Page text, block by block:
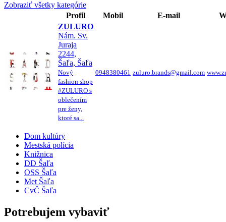
Zobraziť všetky kategórie
Profil
Mobil E-mail
ZULURO
Nám. Sv.
Juraja
2244,
Šaľa, Šaľa
Nový
fashion shop
#ZULURO s
oblečením
pre ženy,
ktoré sa...
0948380461 zuluro.brands@gmail.com
Dom kultúry
Mestská polícia
Knižnica
DD Šaľa
OSS Šaľa
Met Šaľa
CvČ Šaľa
Potrebujem vybaviť